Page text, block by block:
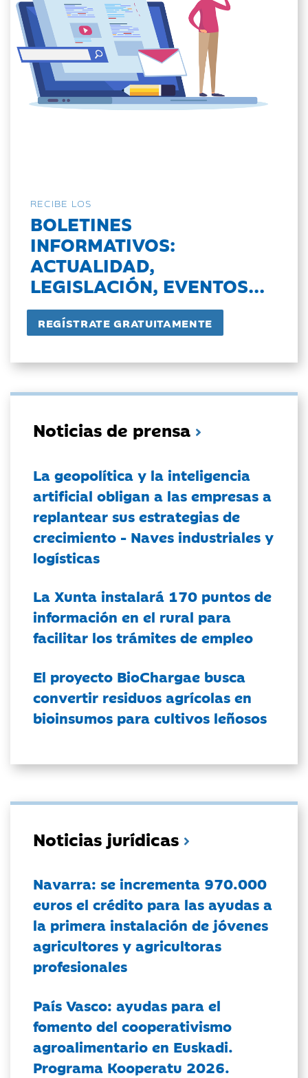
RECIBE LOS
BOLETINES
INFORMATIVOS:
ACTUALIDAD,
LEGISLACIÓN, EVENTOS...
Noticias de prensa
La geopolítica y la inteligencia
artificial obligan a las empresas a
replantear sus estrategias de
crecimiento - Naves industriales y
logísticas
La Xunta instalará 170 puntos de
información en el rural para
facilitar los trámites de empleo
El proyecto BioChargae busca
convertir residuos agrícolas en
bioinsumos para cultivos leñosos
Noticias jurídicas
Navarra: se incrementa 970.000
euros el crédito para las ayudas a
la primera instalación de jóvenes
agricultores y agricultoras
profesionales
País Vasco: ayudas para el
fomento del cooperativismo
agroalimentario en Euskadi.
Programa Kooperatu 2026.